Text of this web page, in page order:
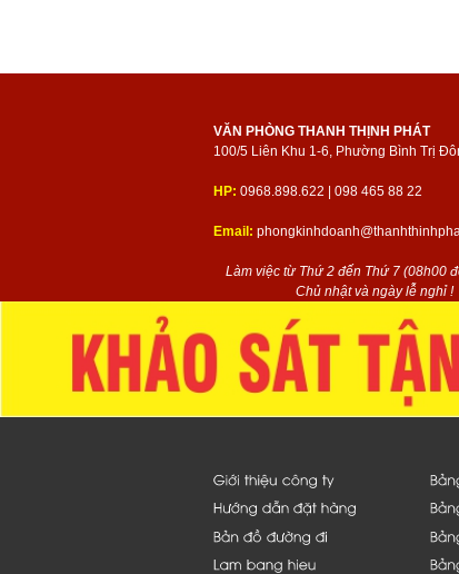
VĂN PHÒNG THANH THỊNH PHÁT
100/5 Liên Khu 1-6, Phường Bình Trị
HP: 0968.898.622 | 098 465 88 22
Email:
Làm việc từ Thứ 2 đến Thứ 7 (08h00
Chủ nhật và ngày lễ nghỉ !